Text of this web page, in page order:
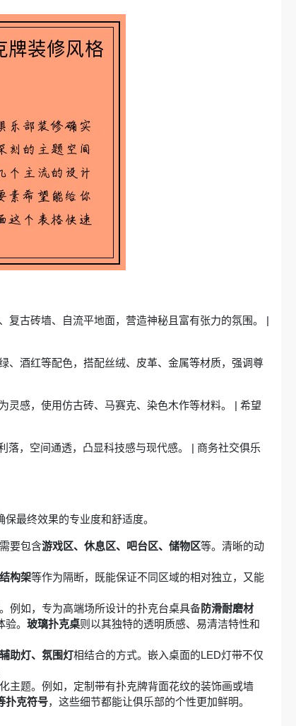
复古砖墙、自流平地面，营造神秘且富有张力的氛围。 |
、酒红等配色，搭配丝绒、皮革、金属等材质，强调尊
灵感，使用仿古砖、马赛克、染色木作等材料。 | 希望
落，空间通透，凸显科技感与现代感。 | 商务社交俱乐
最终效果的专业度和舒适度。
要包含游戏区、休息区、吧台区、储物区等。清晰的动
构架等作为隔断，既能保证不同区域的相对独立，又能
例如，专为高端场所设计的扑克台桌具备防滑耐磨材
。 玻璃扑克桌则以其独特的透明质感、易清洁特性和
助灯、氛围灯相结合的方式。嵌入桌面的LED灯带不仅
主题。例如，定制带有扑克牌背面花纹的装饰画或墙
扑克符号，这些细节都能让俱乐部的个性更加鲜明。